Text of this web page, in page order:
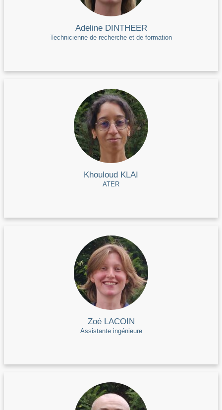
Adeline DINTHEER
Technicienne de recherche et de formation
Khouloud KLAI
ATER
Zoé LACOIN
Assistante ingénieure